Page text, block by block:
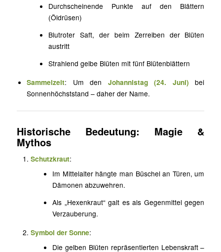
Durchscheinende Punkte auf den Blättern
(Öldrüsen)
Blutroter Saft, der beim Zerreiben der Blüten
austritt
Strahlend gelbe Blüten mit fünf Blütenblättern
Sammelzeit: Um den Johannistag (24. Juni) bei
Sonnenhöchststand – daher der Name.
Historische Bedeutung: Magie &
Mythos
Schutzkraut:
Im Mittelalter hängte man Büschel an Türen, um
Dämonen abzuwehren.
Als „Hexenkraut“ galt es als Gegenmittel gegen
Verzauberung.
Symbol der Sonne:
Die gelben Blüten repräsentierten Lebenskraft –